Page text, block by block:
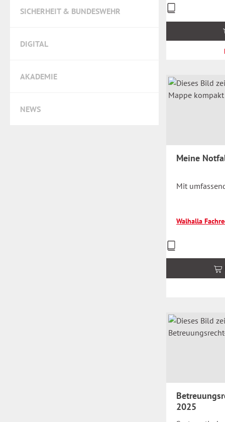
SICHERHEIT & BUNDESWEHR
DIGITAL
AKADEMIE
NEWS
Preise
inkl.
Meine
Mit
Walhalla
Preise
inkl.
2025